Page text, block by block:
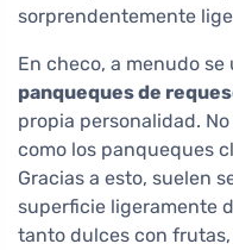
sorprendentemente
En checo, a menudo
panqueques de
propia personalidad.
como los panqueques
Gracias a esto, suelen
superficie ligeramente
tanto dulces con